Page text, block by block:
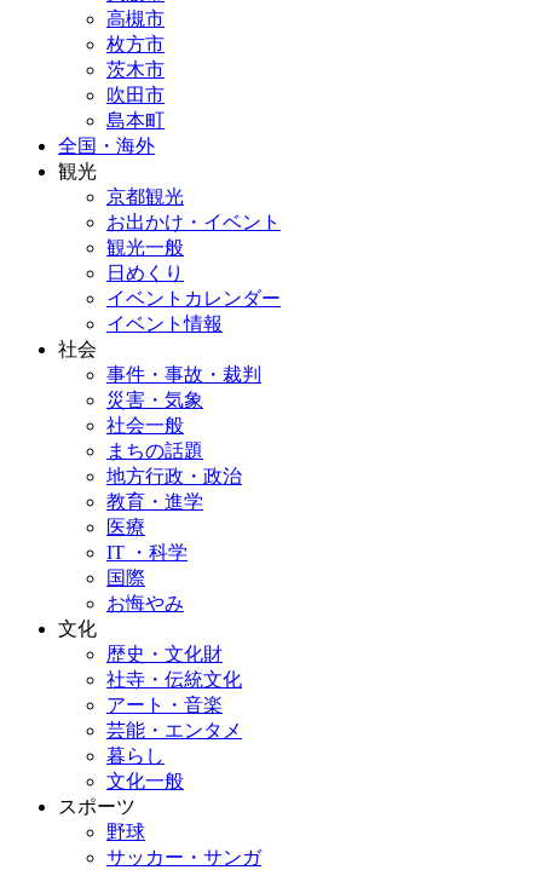
高槻市
枚方市
茨木市
吹田市
島本町
全国・海外
観光
京都観光
お出かけ・イベント
観光一般
日めくり
イベントカレンダー
イベント情報
社会
事件・事故・裁判
災害・気象
社会一般
まちの話題
地方行政・政治
教育・進学
医療
IT ・科学
国際
お悔やみ
文化
歴史・文化財
社寺・伝統文化
アート・音楽
芸能・エンタメ
暮らし
文化一般
スポーツ
野球
サッカー・サンガ